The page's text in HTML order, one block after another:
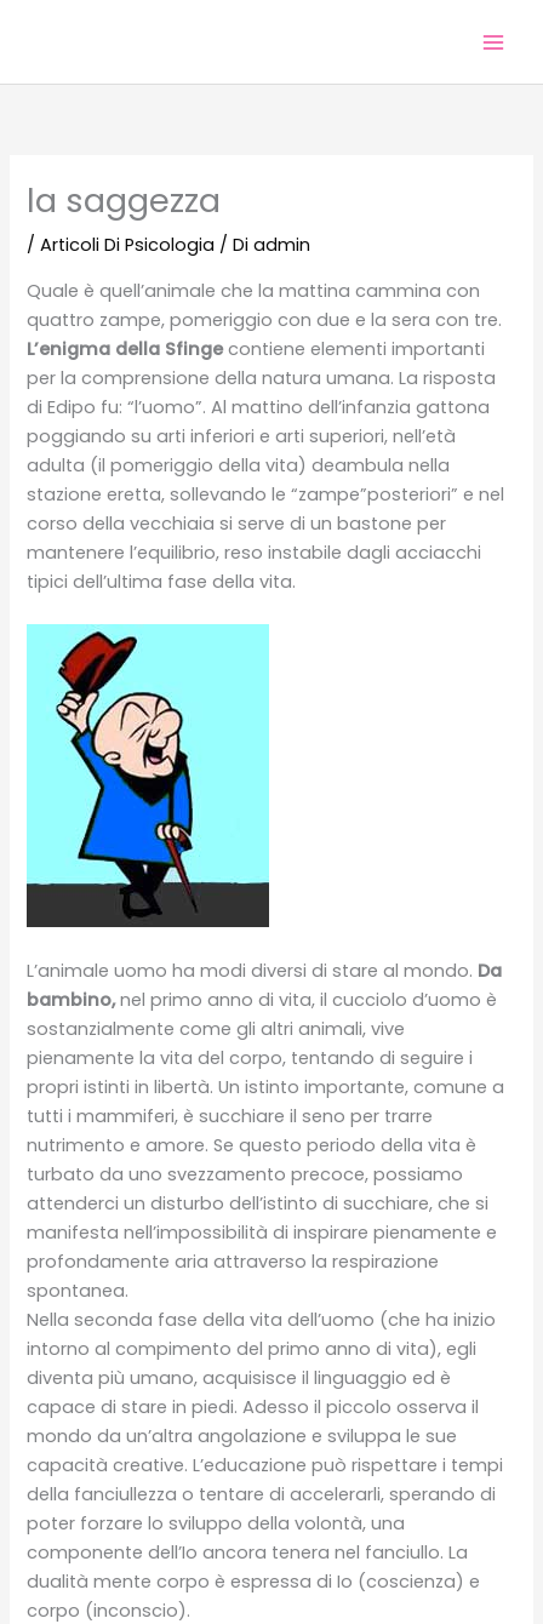
la saggezza
/Articoli Di Psicologia / Diadmin
Quale è quell’animale che la mattina cammina con
quattro zampe, pomeriggio con due e la sera con tre.
L’enigma della Sfingecontiene elementi importanti
per la comprensione della natura umana. La risposta
di Edipo fu: “l’uomo”. Al mattino dell’infanzia gattona
poggiando su arti inferiori e arti superiori, nell’età
adulta (il pomeriggio della vita) deambula nella
stazione eretta, sollevando le “zampe”posteriori” e nel
corso della vecchiaia si serve di un bastone per
mantenere l’equilibrio, reso instabile dagli acciacchi
tipici dell’ultima fase della vita.
L’animale uomo ha modi diversi di stare al mondo. Da
bambino,nel primo anno di vita, il cucciolo d’uomo è
sostanzialmente come gli altri animali, vive
pienamente la vita del corpo, tentando di seguire i
propri istinti in libertà. Un istinto importante, comune a
tutti i mammiferi, è succhiare il seno per trarre
nutrimento e amore. Se questo periodo della vita è
turbato da uno svezzamento precoce, possiamo
attenderci un disturbo dell’istinto di succhiare, che si
manifesta nell’impossibilità di inspirare pienamente e
profondamente aria attraverso la respirazione
spontanea.
Nella seconda fase della vita dell’uomo (che ha inizio
intorno al compimento del primo anno di vita), egli
diventa più umano, acquisisce il linguaggio ed è
capace di stare in piedi. Adesso il piccolo osserva il
mondo da un’altra angolazione e sviluppa le sue
capacità creative. L’educazione può rispettare i tempi
della fanciullezza o tentare di accelerarli, sperando di
poter forzare lo sviluppo della volontà, una
componente dell’Io ancora tenera nel fanciullo. La
dualità mente corpo è espressa di Io (coscienza) e
corpo (inconscio).